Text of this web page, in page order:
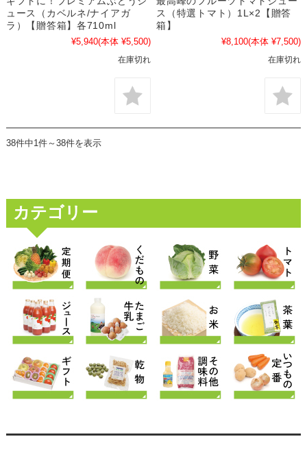
ュース（カベルネ/ナイアガ
ラ）【贈答箱】各710ml
¥5,940(本体 ¥5,500)
在庫切れ
ス（特選トマト）1L×2【贈答
箱】
¥8,100(本体 ¥7,500)
在庫切れ
38件中1件～38件を表示
カテゴリー